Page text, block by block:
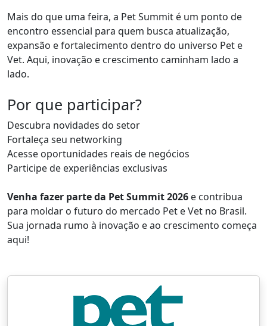
Mais do que uma feira, a Pet Summit é um ponto de
encontro essencial para quem busca atualização,
expansão e fortalecimento dentro do universo Pet e
Vet. Aqui, inovação e crescimento caminham lado a
lado.
Por que participar?
Descubra novidades do setor
Fortaleça seu networking
Acesse oportunidades reais de negócios
Participe de experiências exclusivas
Venha fazer parte da Pet Summit 2026 e contribua
para moldar o futuro do mercado Pet e Vet no Brasil.
Sua jornada rumo à inovação e ao crescimento começa
aqui!